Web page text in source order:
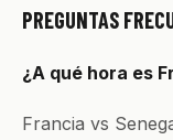
PREGUNTAS
¿A qué hora es
Francia vs